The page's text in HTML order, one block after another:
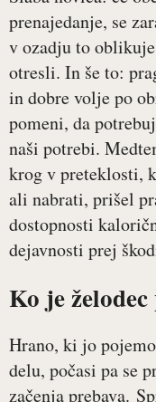
prenajedanje, se
v ozadju to
otresli. In še to:
in dobre volje po
pomeni, da
naši potrebi.
krog v preteklosti,
ali nabrati, prišel
dostopnosti
dejavnosti prej
Ko je
Hrano, ki jo
delu, počasi pa se
začenja prebava.